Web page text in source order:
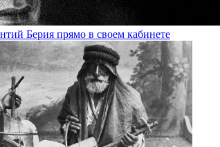
Берия прямо в своем кабинете